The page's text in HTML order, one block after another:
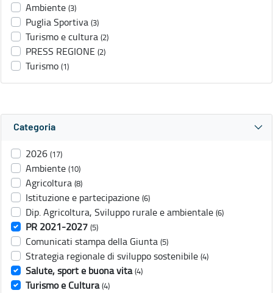
Ambiente (3)
Puglia Sportiva (3)
Turismo e cultura (2)
PRESS REGIONE (2)
Turismo (1)
Categoria
2026 (17)
Ambiente (10)
Agricoltura (8)
Istituzione e partecipazione (6)
Dip. Agricoltura, Sviluppo rurale e ambientale (6)
PR 2021-2027 (5)
Comunicati stampa della Giunta (5)
Strategia regionale di sviluppo sostenibile (4)
Salute, sport e buona vita (4)
Turismo e Cultura (4)